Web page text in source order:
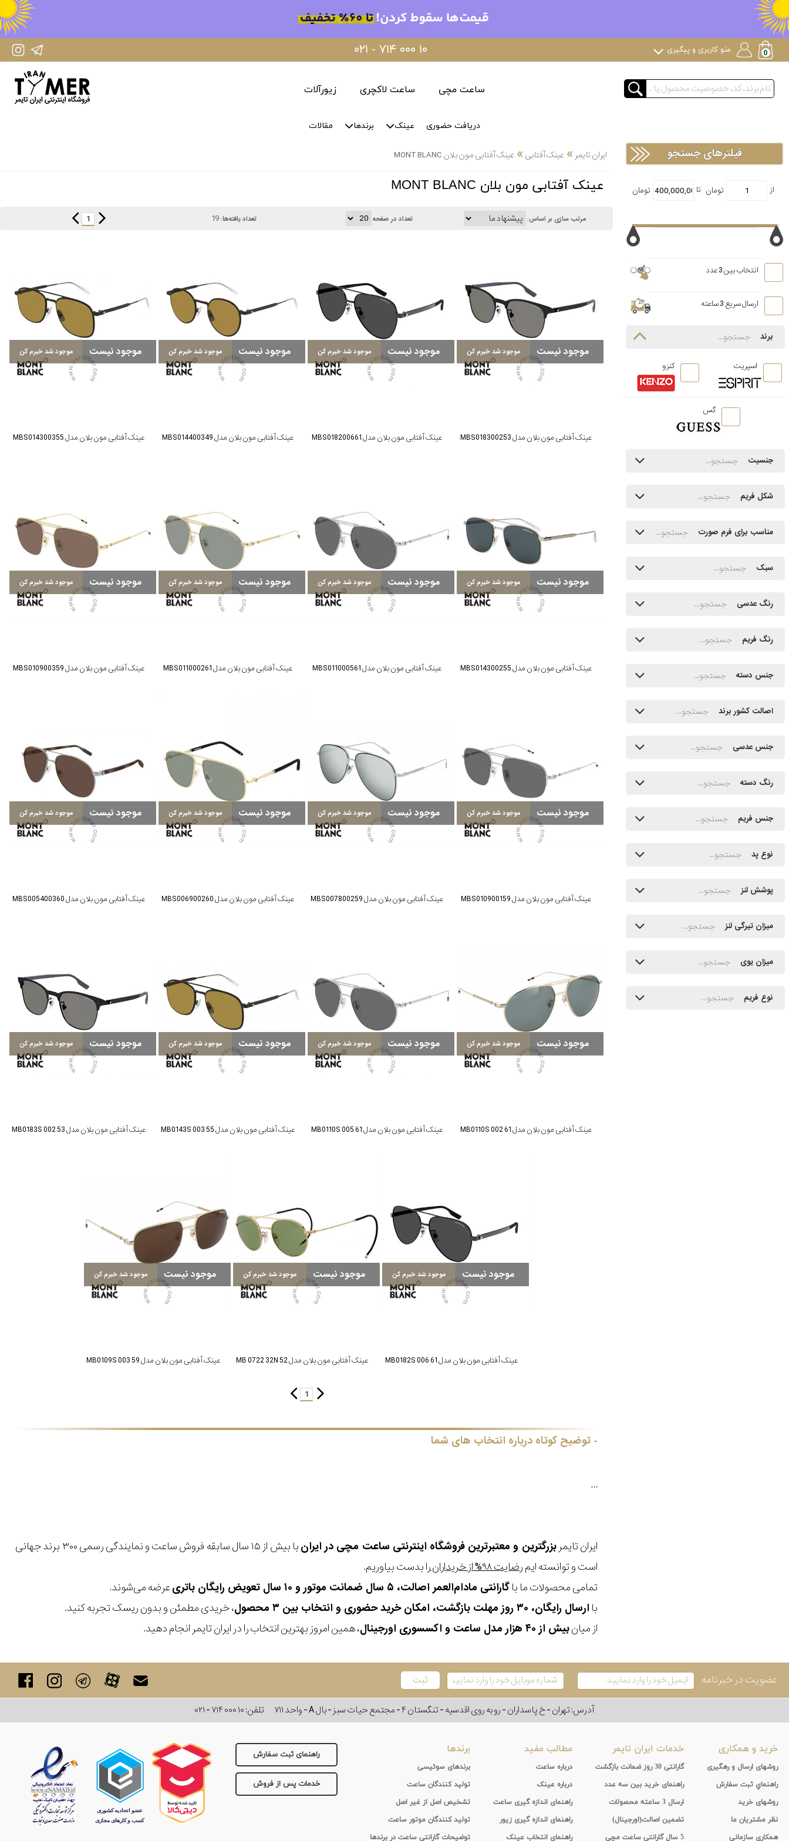
IranTimer Instagram Page ۰۲۱ - ۷۱۴ ۰۰۰ ۱۰ منو کاربری و پیگیری
ساعت مچی ساعت لاکچری زیورآلات
دریافت حضوری عینک برندها مقالات
ایران تایمر » عینک آفتابی» عینک آفتابی مون بلان MONT BLANC
عینک آفتابی مون بلان MONT BLANC
مرتب سازی بر اساس: تعداد در صفحه تعداد یافته‌ها:19
1
موجود نیست موجود شد خبرم کن
عینک آفتابی مون بلان مدل MBS018300253
موجود نیست موجود شد خبرم کن
عینک آفتابی مون بلان مدل MBS018200661
موجود نیست موجود شد خبرم کن
عینک آفتابی مون بلان مدل MBS014400349
موجود نیست موجود شد خبرم کن
عینک آفتابی مون بلان مدل MBS014300355
موجود نیست موجود شد خبرم کن
عینک آفتابی مون بلان مدل MBS014300255
موجود نیست موجود شد خبرم کن
عینک آفتابی مون بلان مدل MBS011000561
موجود نیست موجود شد خبرم کن
عینک آفتابی مون بلان مدل MBS011000261
موجود نیست موجود شد خبرم کن
عینک آفتابی مون بلان مدل MBS010900359
موجود نیست موجود شد خبرم کن
عینک آفتابی مون بلان مدل MBS010900159
موجود نیست موجود شد خبرم کن
عینک آفتابی مون بلان مدل MBS007800259
موجود نیست موجود شد خبرم کن
عینک آفتابی مون بلان مدل MBS006900260
موجود نیست موجود شد خبرم کن
عینک آفتابی مون بلان مدل MBS005400360
موجود نیست موجود شد خبرم کن
عینک آفتابی مون بلان مدل MB0110S 002 61
موجود نیست موجود شد خبرم کن
عینک آفتابی مون بلان مدل MB0110S 005 61
موجود نیست موجود شد خبرم کن
عینک آفتابی مون بلان مدل MB0143S 003 55
موجود نیست موجود شد خبرم کن
عینک آفتابی مون بلان مدل MB0183S 002 53
موجود نیست موجود شد خبرم کن
عینک آفتابی مون بلان مدل MB0182S 006 61
موجود نیست موجود شد خبرم کن
عینک آفتابی مون بلان مدل MB 0722 32N 52
موجود نیست موجود شد خبرم کن
عینک آفتابی مون بلان مدل MB0109S 003 59
1
توضیح کوتاه درباره انتخاب های شما
...
ایران تایمربزرگترین و معتبرترین فروشگاه اینترنتی ساعت مچی در ایران
با بیش از ۱۵ سال سابقه فروش ساعت و نمایندگی رسمی ۳۰۰ برند جهانی
است و توانسته ایمرضایت ۹۸% از خریداران
را بدست بیاوریم.
تمامی محصولات ما باگارانتی مادام‌العمر اصالت، ۵ سال ضمانت موتور و ۱۰ سال تعویض رایگان باتری
عرضه می‌شوند.
باارسال رایگان، ۳۰ روز مهلت بازگشت، امکان خرید حضوری و انتخاب بین ۳ محصول
، خریدی مطمئن و بدون ریسک تجربه کنید.
از میانبیش از ۴۰ هزار مدل ساعت و اکسسوری اورجینال ، همین امروز بهترین انتخاب را در ایران تایمر انجام دهید.
فیلترهای جستجو
انتخاب بین 3 عدد
ارسال سریع 3 ساعته
برند
اسپریت کنزو
گس
جنسیت
شکل فریم
مناسب برای فرم صورت
سبک
رنگ عدسی
رنگ فریم
جنس دسته
اصالت کشور برند
جنس عدسی
رنگ دسته
جنس فریم
نوع پد
پوشش لنز
میزان تیرگی لنز
میزان یوی
نوع فریم
عضویت در خبرنامه
آدرس: تهران - خ پاسداران - رو به روی اقدسیه - تنگستان ۴ - مجتمع حیات سبز - بال A - واحد ۷۱۱ تلفن:۰۲۱ - ۷۱۴ ۰۰۰ ۱۰
راهنمای ثبت سفارش
خدمات پس از فروش
خرید و همکاری
روشهای ارسال و رهگیری
راهنماي ثبت سفارش
روشهای خرید
نظر مشتریان ما
همکاری سازمانی
خدمات ایران تایمر
گارانتی 30 روز ضمانت بازگشت
راهنمای خرید بین سه عدد
ارسال 3 ساعته محصولات
تضمین اصالت(اورجینال)
5 سال گارانتی ساعت مچی
مطالب مفید
درباره ساعت
درباره عینک
راهنمای اندازه گیری ساعت
راهنمای اندازه گیری زیور
راهنمای انتخاب عینک
برندها
برندهای سوئیسی
تولید کنندگان ساعت
تشخیص اصل از غیر اصل
تولید کنندگان موتور ساعت
توضیحات گارانتی ساعت در برندها